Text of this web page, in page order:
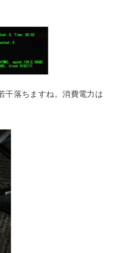
干落ちますね。消費電力は